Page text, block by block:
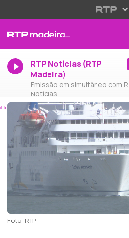
RTP Notícias (RTP
Madeira)
Emissão em simultâneo com
Notícias
Foto: RTP